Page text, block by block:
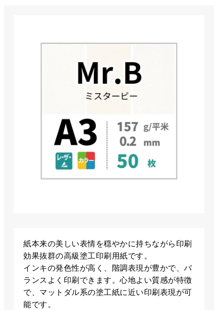
紙本来の美しい表情を穏やかに持ちながら印刷
効果抜群の高級塗工印刷用紙です。
インキの発色性が高く、階調表現が豊かで、バ
ランスよく印刷できます。心地よい質感が特徴
で、マットダル系の塗工紙に近い印刷表現が可
能です。